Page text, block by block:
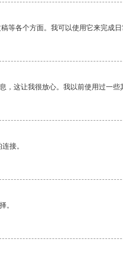
等各个方面。我可以使用它来完成日
这让我很放心。我以前使用过一
接。
。